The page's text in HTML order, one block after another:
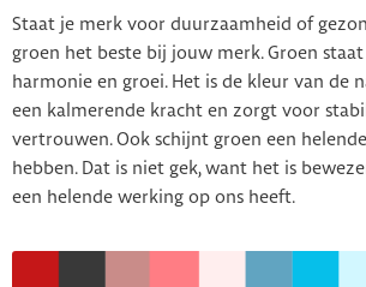
Staat je merk voor duurzaamheid of
groen het beste bij jouw merk. Groen staat
harmonie en groei. Het is de kleur van de
een kalmerende kracht en zorgt voor
vertrouwen. Ook schijnt groen een
hebben. Dat is niet gek, want het is
een helende werking op ons heeft.